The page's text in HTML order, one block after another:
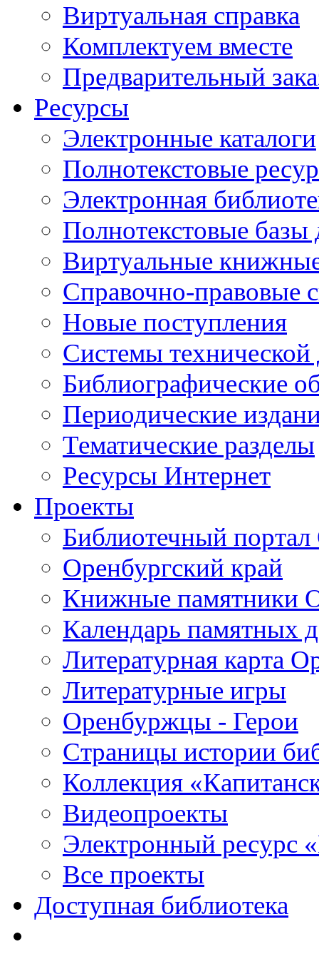
Виртуальная справка
Комплектуем вместе
Предварительный
Ресурсы
Электронные каталоги
Полнотекстовые
Электронная
Полнотекстовые
Виртуальные
Справочно-правовые
Новые поступления
Cистемы
Библиографические
Периодические
Тематические разделы
Ресурсы Интернет
Проекты
Библиотечный портал
Оренбургский край
Книжные памятники
Календарь памятных
Литературная карта
Литературные игры
Оренбуржцы - Герои
Страницы истории
Коллекция
Видеопроекты
Электронный ресурс
Все проекты
Доступная библиотека